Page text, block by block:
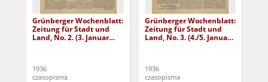
Grünberger Wochenblatt:
Zeitung für Stadt und
Land, No. 2. (3. Januar
1936
czasopisma
Grünberger Wochenblatt:
Zeitung für Stadt und
Land, No. 3. (4./5. Januar
1936
czasopisma